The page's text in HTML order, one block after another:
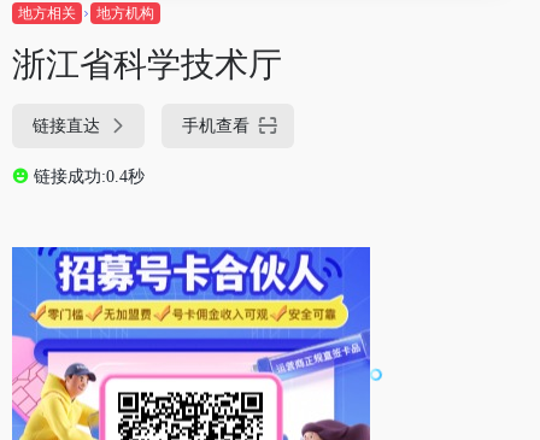
地方相关 地方机构
浙江省科学技术厅
链接直达 手机查看
链接成功:0.4秒